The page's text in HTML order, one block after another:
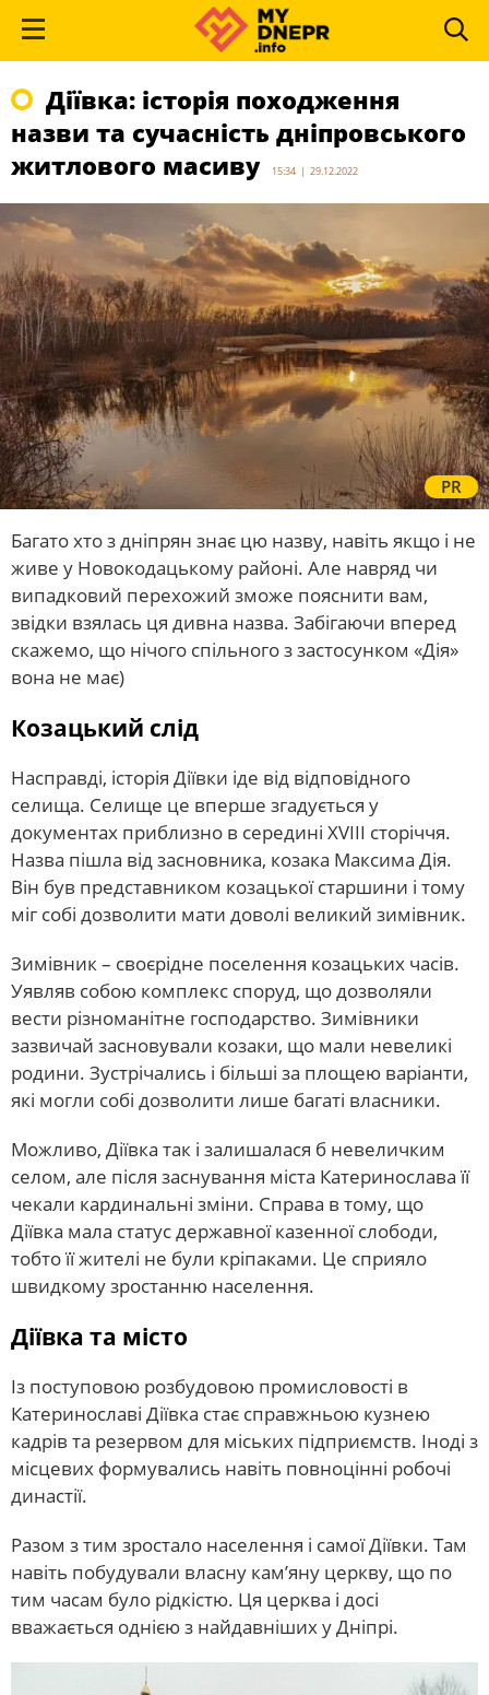
Діївка: історія походження
назви та сучасність дніпровського
житлового масиву
15:34 | 29.12.2022
PR
Багато хто з дніпрян знає цю назву, навіть якщо і не
живе у Новокодацькому районі. Але навряд чи
випадковий перехожий зможе пояснити вам,
звідки взялась ця дивна назва. Забігаючи вперед
скажемо, що нічого спільного з застосунком «Дія»
вона не має)
Козацький слід
Насправді, історія Діївки іде від відповідного
селища. Селище це вперше згадується у
документах приблизно в середині XVIII сторіччя.
Назва пішла від засновника, козака Максима Дія.
Він був представником козацької старшини і тому
міг собі дозволити мати доволі великий зимівник.
Зимівник – своєрідне поселення козацьких часів.
Уявляв собою комплекс споруд, що дозволяли
вести різноманітне господарство. Зимівники
зазвичай засновували козаки, що мали невеликі
родини. Зустрічались і більші за площею варіанти,
які могли собі дозволити лише багаті власники.
Можливо, Діївка так і залишалася б невеличким
селом, але після заснування міста Катеринослава її
чекали кардинальні зміни. Справа в тому, що
Діївка мала статус державної казенної слободи,
тобто її жителі не були кріпаками. Це сприяло
швидкому зростанню населення.
Діївка та місто
Із поступовою розбудовою промисловості в
Катеринославі Діївка стає справжньою кузнею
кадрів та резервом для міських підприємств. Іноді з
місцевих формувались навіть повноцінні робочі
династії.
Разом з тим зростало населення і самої Діївки. Там
навіть побудували власну кам’яну церкву, що по
тим часам було рідкістю. Ця церква і досі
вважається однією з найдавніших у Дніпрі.